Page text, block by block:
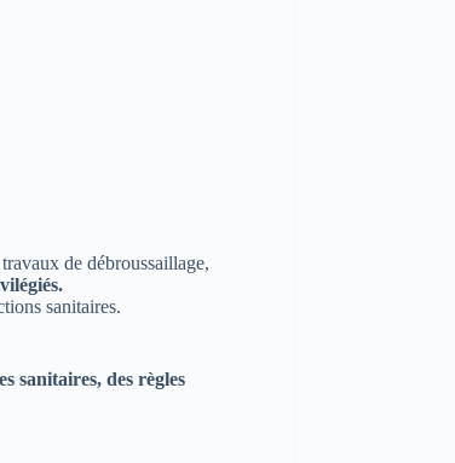
de débroussaillage,
sanitaires.
sanitaires, des règles